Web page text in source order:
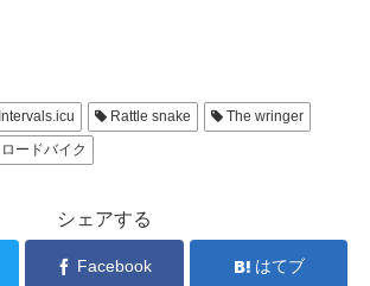
Intervals.icu Rattle snake
The wringer
ロードバイク
シェアする
Facebook はてブ